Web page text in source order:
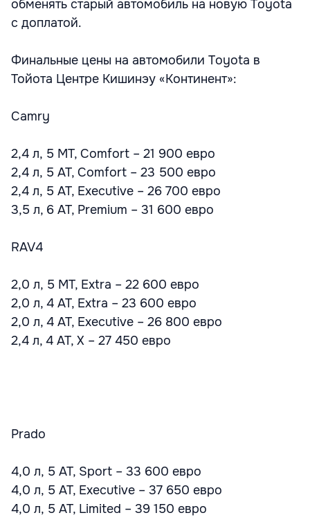
обменять старый автомобиль на новую Toyota
с доплатой.
Финальные цены на автомобили Toyota в
Тойота Центре Кишинэу «Континент»:
Camry
2,4 л, 5 MT, Comfort – 21 900 евро
2,4 л, 5 AT, Comfort – 23 500 евро
2,4 л, 5 AT, Executive – 26 700 евро
3,5 л, 6 AT, Premium – 31 600 евро
RAV4
2,0 л, 5 MT, Extra – 22 600 евро
2,0 л, 4 AT, Extra – 23 600 евро
2,0 л, 4 AT, Executive – 26 800 евро
2,4 л, 4 AT, X – 27 450 евро
Prado
4,0 л, 5 AT, Sport – 33 600 евро
4,0 л, 5 AT, Executive – 37 650 евро
4,0 л, 5 AT, Limited – 39 150 евро